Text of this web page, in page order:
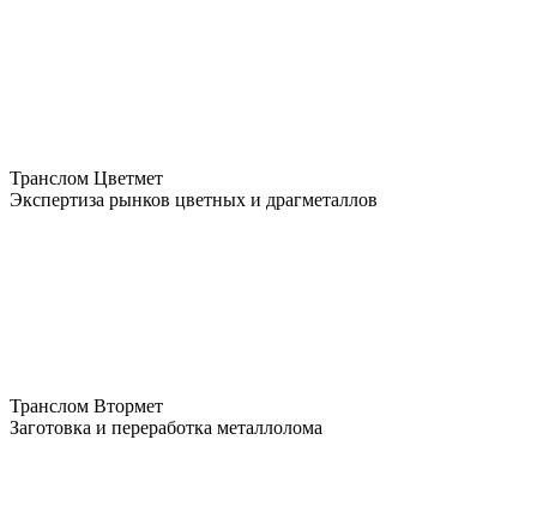
Транслом Цветмет
Экспертиза рынков цветных и драгметаллов
Транслом Втормет
Заготовка и переработка металлолома